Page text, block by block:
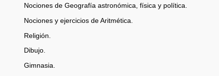
Nociones de Geografía astronómica, física y política.
Nociones y ejercicios de Aritmética.
Religión.
Dibujo.
Gimnasia.